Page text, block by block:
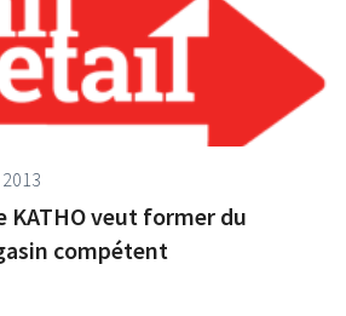
KATHO veut former du
compétent